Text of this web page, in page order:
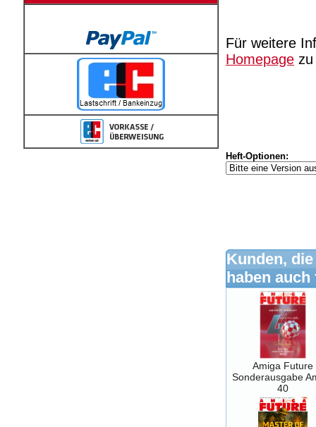
Für weitere
Homepage
Heft-Optionen:
Kunden,
haben
Amiga Future
Sonderausgabe
40